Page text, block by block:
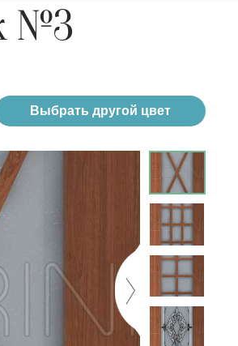
№3
Выбрать другой цвет